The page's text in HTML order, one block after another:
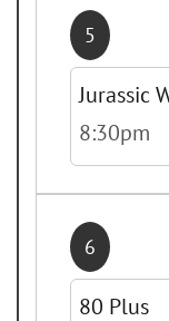
5
Jurassic
8:30pm
6
80 Plus